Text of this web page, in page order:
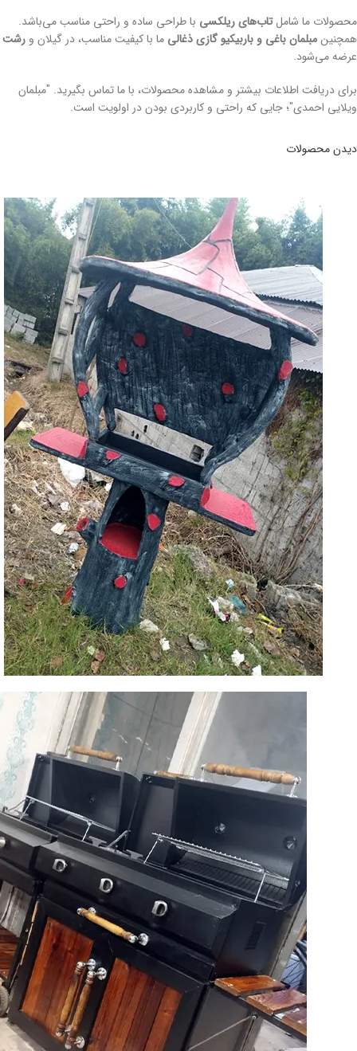
محصولات ما شاملتاب‌های ریلکسی با طراحی ساده و راحتی مناسب می‌باشد.
همچنینمبلمان باغی و باربیکیو گازی ذغالی ما با کیفیت مناسب، در گیلان و رشت
عرضه می‌شود.
برای دریافت اطلاعات بیشتر و مشاهده محصولات، با ما تماس بگیرید. "مبلمان
ویلایی احمدی"؛ جایی که راحتی و کاربردی بودن در اولویت است.
دیدن محصولات